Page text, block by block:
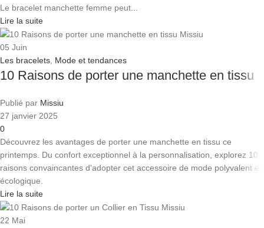
Le bracelet manchette femme peut...
Lire la suite
05 Juin
Les bracelets Mode et tendances
10 Raisons de porter une manchette en tissu
Publié par Missiu
27 janvier 2025
0
Découvrez les avantages de porter une manchette en tissu ce
printemps. Du confort exceptionnel à la personnalisation, explorez 10
raisons convaincantes d'adopter cet accessoire de mode polyvalent et
écologique.
Lire la suite
22 Mai